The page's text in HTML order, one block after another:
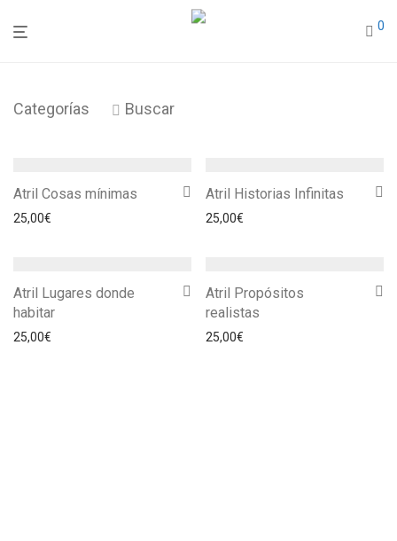
0
Categorías Buscar
Atril Cosas mínimas
25,00€
Atril Historias Infinitas
25,00€
Atril Lugares donde
habitar
25,00€
Atril Propósitos
realistas
25,00€